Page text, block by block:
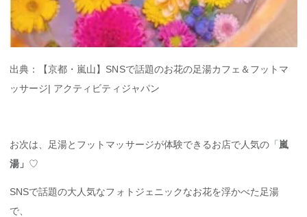
出典：【京都・嵐山】SNSで話題のお花の足湯カフェ＆フットマ
ッサージ| アクティビティジャパン
お次は、足湯とフットマッサージが体験できるお店で人気の「 嵐
湯」 ♡
SNSで話題の大人気なフォトジェニックなお花を浮かべた足湯
で、